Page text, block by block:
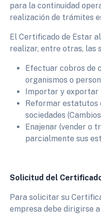
para la continuidad
realización de trámites
El Certificado de Estar
realizar, entre otras, las
Efectuar cobros de
organismos o
Importar y exportar
Reformar estatutos
sociedades
Enajenar (vender o
parcialmente sus
Solicitud del
Para solicitar su
empresa debe dirigirse